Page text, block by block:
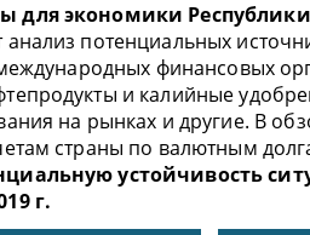
для экономики
анализ потенциальных
финансовых
и калийные
на рынках и другие. В
страны по валютным
устойчивость
г.